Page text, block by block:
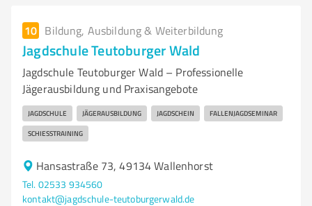
10 Bildung, Ausbildung & Weiterbildung
Jagdschule Teutoburger Wald
Jagdschule Teutoburger Wald – Professionelle
Jägerausbildung und Praxisangebote
JAGDSCHULE JÄGERAUSBILDUNG JAGDSCHEIN FALLENJAGDSEMINAR
SCHIESSTRAINING
Hansastraße 73, 49134 Wallenhorst
Tel. 02533 934560
kontakt@jagdschule-teutoburgerwald.de